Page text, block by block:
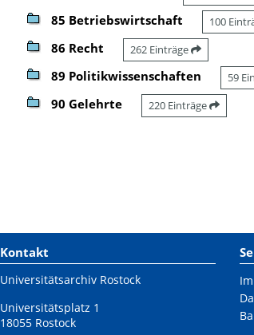
85 Betriebswirtschaft 100
86 Recht 262 Einträge
89 Politikwissenschaften 59
90 Gelehrte 220 Einträge
Kontakt
Universitätsarchiv Rostock
Universitätsplatz 1
18055 Rostock